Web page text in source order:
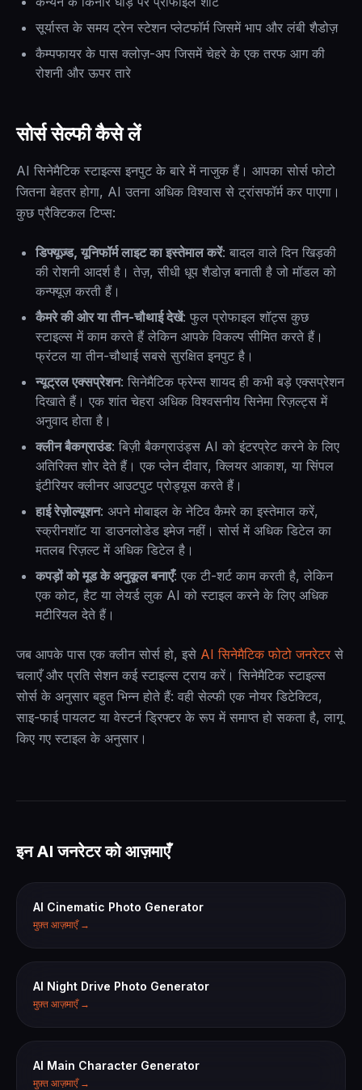
सूर्यास्त के समय ट्रेन स्टेशन प्लेटफॉर्म जिसमें भाप और लंबी शैडोज़
कैम्पफायर के पास क्लोज़-अप जिसमें चेहरे के एक तरफ आग की
रोशनी और ऊपर तारे
सोर्स सेल्फी कैसे लें
AI सिनेमैटिक स्टाइल्स इनपुट के बारे में नाजुक हैं। आपका सोर्स फोटो
जितना बेहतर होगा, AI उतना अधिक विश्वास से ट्रांसफॉर्म कर पाएगा।
कुछ प्रैक्टिकल टिप्स:
डिफ्यूज़्ड, यूनिफॉर्म लाइट का इस्तेमाल करें: बादल वाले दिन खिड़की
की रोशनी आदर्श है। तेज़, सीधी धूप शैडोज़ बनाती है जो मॉडल को
कन्फ्यूज़ करती हैं।
कैमरे की ओर या तीन-चौथाई देखें: फुल प्रोफाइल शॉट्स कुछ
स्टाइल्स में काम करते हैं लेकिन आपके विकल्प सीमित करते हैं।
फ्रंटल या तीन-चौथाई सबसे सुरक्षित इनपुट है।
न्यूट्रल एक्सप्रेशन: सिनेमैटिक फ्रेम्स शायद ही कभी बड़े एक्सप्रेशन
दिखाते हैं। एक शांत चेहरा अधिक विश्वसनीय सिनेमा रिज़ल्ट्स में
अनुवाद होता है।
क्लीन बैकग्राउंड: बिज़ी बैकग्राउंड्स AI को इंटरप्रेट करने के लिए
अतिरिक्त शोर देते हैं। एक प्लेन दीवार, क्लियर आकाश, या सिंपल
इंटीरियर क्लीनर आउटपुट प्रोड्यूस करते हैं।
हाई रेज़ोल्यूशन: अपने मोबाइल के नेटिव कैमरे का इस्तेमाल करें,
स्क्रीनशॉट या डाउनलोडेड इमेज नहीं। सोर्स में अधिक डिटेल का
मतलब रिज़ल्ट में अधिक डिटेल है।
कपड़ों को मूड के अनुकूल बनाएँ: एक टी-शर्ट काम करती है, लेकिन
एक कोट, हैट या लेयर्ड लुक AI को स्टाइल करने के लिए अधिक
मटीरियल देते हैं।
जब आपके पास एक क्लीन सोर्स हो, इसे AI सिनेमैटिक फोटो जनरेटर से
चलाएँ और प्रति सेशन कई स्टाइल्स ट्राय करें। सिनेमैटिक स्टाइल्स
सोर्स के अनुसार बहुत भिन्न होते हैं: वही सेल्फी एक नोयर डिटेक्टिव,
साइ-फाई पायलट या वेस्टर्न ड्रिफ्टर के रूप में समाप्त हो सकता है, लागू
किए गए स्टाइल के अनुसार।
इन AI जनरेटर को आज़माएँ
AI Cinematic Photo Generator
मुफ़्त आज़माएँ →
AI Night Drive Photo Generator
मुफ़्त आज़माएँ →
AI Main Character Generator
मुफ़्त आज़माएँ →